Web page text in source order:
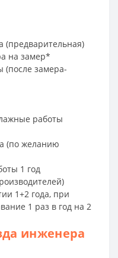
(предварительная)
на замер*
(после замера-
работы
(по желанию
1 год
1+2 года, при
1 раз в год на 2
инженера